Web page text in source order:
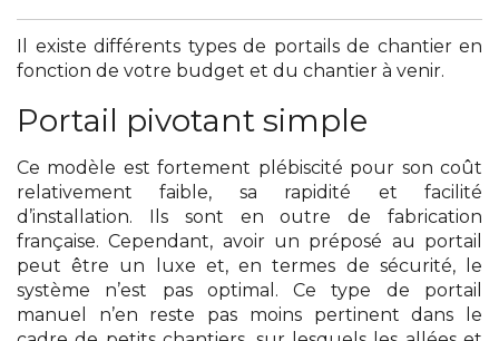
Il existe différents types de portails de chantier en
fonction de votre budget et du chantier à venir.
Portail pivotant simple
Ce modèle est fortement plébiscité pour son coût
relativement faible, sa rapidité et facilité
d’installation. Ils sont en outre de fabrication
française. Cependant, avoir un préposé au portail
peut être un luxe et, en termes de sécurité, le
système n’est pas optimal. Ce type de portail
manuel n’en reste pas moins pertinent dans le